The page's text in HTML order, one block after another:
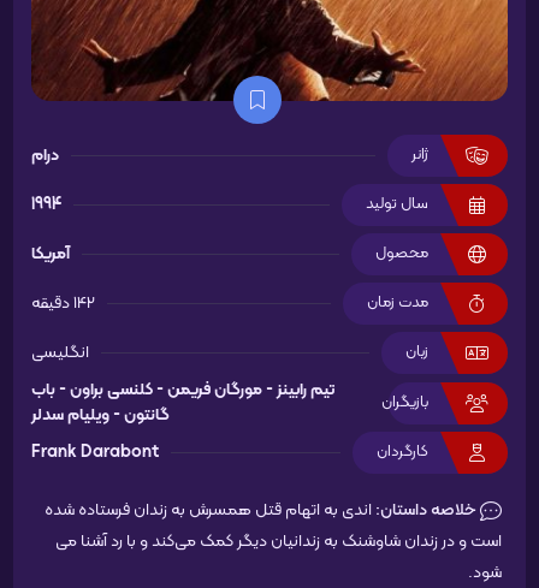
ژانر درام
سال تولید 1994
محصول آمریکا
مدت زمان 142 دقیقه
زبان انگلیسی
بازیگران تیم رابینز -مورگان فریمن -کلنسی براون -باب
گانتون -ویلیام سدلر
کارگردان Frank Darabont
خلاصه داستان:اندی به اتهام قتل همسرش به زندان فرستاده شده
است و در زندان شاوشنک به زندانیان دیگر کمک می‌کند و با رد آشنا می
شود.